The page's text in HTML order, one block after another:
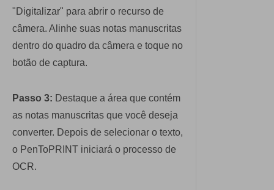
"Digitalizar" para abrir o recurso de
câmera. Alinhe suas notas manuscritas
dentro do quadro da câmera e toque no
botão de captura.
Passo 3: Destaque a área que contém
as notas manuscritas que você deseja
converter. Depois de selecionar o texto,
o PenToPRINT iniciará o processo de
OCR.